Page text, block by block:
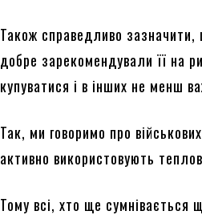
Також справедливо зазначити,
добре зарекомендували її на
купуватися і в інших не менш
Так, ми говоримо про
активно використовують
Тому всі, хто ще сумнівається